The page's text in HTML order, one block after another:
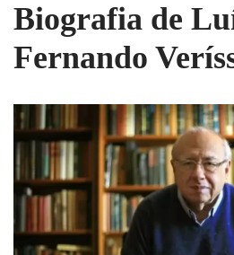
Biografia de
Fernando